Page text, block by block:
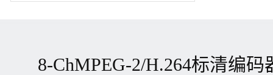
8-ChMPEG-2/H.264标清编码